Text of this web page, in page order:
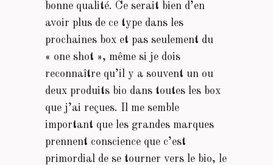
bonne qualité. Ce serait bien d’en
avoir plus de ce type dans les
prochaines box et pas seulement du
« one shot », même si je dois
reconnaître qu’il y a souvent un ou
deux produits bio dans toutes les box
que j’ai reçues. Il me semble
important que les grandes marques
prennent conscience que c’est
primordial de se tourner vers le bio, le